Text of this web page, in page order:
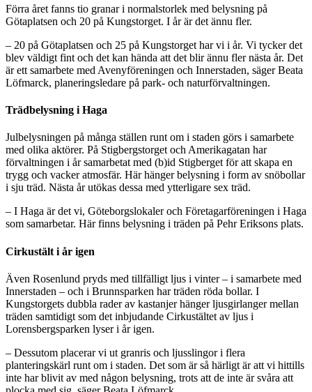
Förra året fanns tio granar i normalstorlek med belysning på
Götaplatsen och 20 på Kungstorget. I år är det ännu fler.
– 20 på Götaplatsen och 25 på Kungstorget har vi i år. Vi tycker det
blev väldigt fint och det kan hända att det blir ännu fler nästa år. Det
är ett samarbete med Avenyföreningen och Innerstaden, säger Beata
Löfmarck, planeringsledare på park- och naturförvaltningen.
Trädbelysning i Haga
Julbelysningen på många ställen runt om i staden görs i samarbete
med olika aktörer. På Stigbergstorget och Amerikagatan har
förvaltningen i år samarbetat med (b)id Stigberget för att skapa en
trygg och vacker atmosfär. Här hänger belysning i form av snöbollar
i sju träd. Nästa år utökas dessa med ytterligare sex träd.
– I Haga är det vi, Göteborgslokaler och Företagarföreningen i Haga
som samarbetar. Här finns belysning i träden på Pehr Eriksons plats.
Cirkustält i år igen
Även Rosenlund pryds med tillfälligt ljus i vinter – i samarbete med
Innerstaden – och i Brunnsparken har träden röda bollar. I
Kungstorgets dubbla rader av kastanjer hänger ljusgirlanger mellan
träden samtidigt som det inbjudande Cirkustältet av ljus i
Lorensbergsparken lyser i år igen.
– Dessutom placerar vi ut granris och ljusslingor i flera
planteringskärl runt om i staden. Det som är så härligt är att vi hittills
inte har blivit av med någon belysning, trots att de inte är svåra att